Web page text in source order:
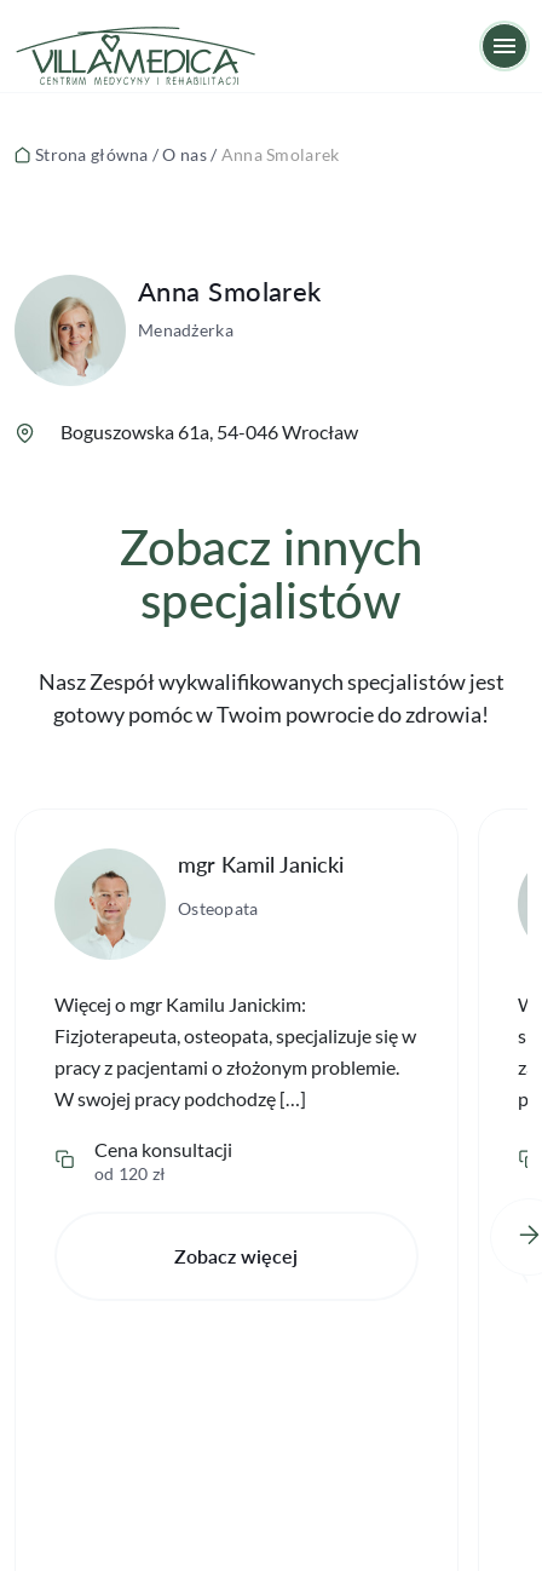
Anna Smolarek
Strona główna /O nas/ Anna Smolarek
Anna Smolarek
Menadżerka
Boguszowska 61a, 54-046 Wrocław
Zobacz innych
specjalistów
Nasz Zespół wykwalifikowanych specjalistów jest
gotowy pomóc w Twoim powrocie do zdrowia!
mgr Kamil Janicki
Osteopata
Więcej o mgr Kamilu Janickim:
Fizjoterapeuta, osteopata, specjalizuje się w
pracy z pacjentami o złożonym problemie.
W swojej pracy podchodzę […]
Cena konsultacji
od 120 zł
Zobacz więcej